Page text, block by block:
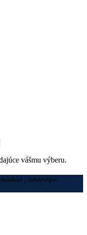
vášmu výberu.
| info@elpo-